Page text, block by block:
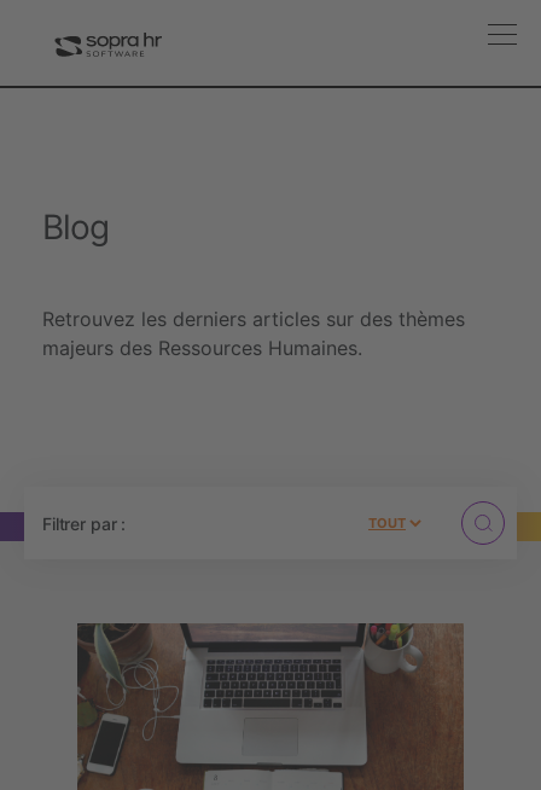
Blog
Retrouvez les derniers articles sur des thèmes
majeurs des Ressources Humaines.
Filtrer par :